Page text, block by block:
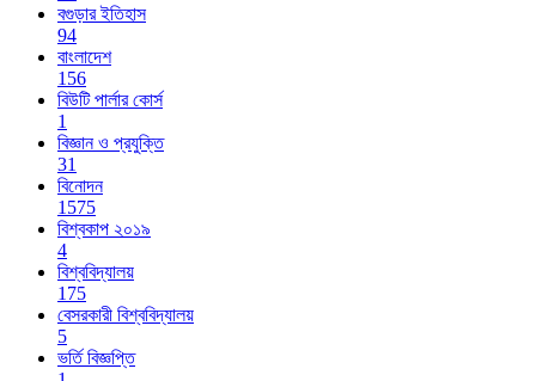
বগুড়ার ইতিহাস
94
বাংলাদেশ
156
বিউটি পার্লার কোর্স
1
বিজ্ঞান ও প্রযুক্তি
31
বিনোদন
1575
বিশ্বকাপ ২০১৯
4
বিশ্ববিদ্যালয়
175
বেসরকারী বিশ্ববিদ্যালয়
5
ভর্তি বিজ্ঞপ্তি